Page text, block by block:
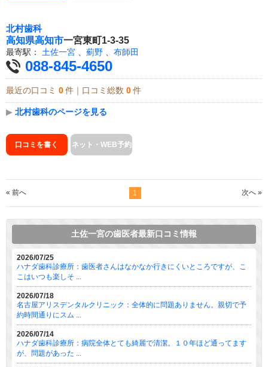
北村歯科
高知県高知市一宮東町1-3-35
最寄駅： 土佐一宮 薊野 布師田
088-845-4650
最近の口コミ 0 件｜口コミ総数 0 件
▶ 北村歯科のページを見る
口コミを書く ネット・WEB予約
« 前へ 1 次へ »
土佐一宮の歯医者最新口コミ情報
2026/07/25
ハナダ歯科診療所：歯医者さんはなかなか行きにくいところですが、こ
こはいつも楽しそ ...
2026/07/18
名古屋アリスデンタルクリニック：全体的に問題ありません。親切で予
約時間通りにスム ...
2026/07/14
ハナダ歯科診療所：病院全体とても綺麗で清潔。１０年ほど通ってます
が、問題があった ...